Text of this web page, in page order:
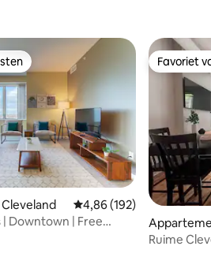
5 op 5, 3 recensies
Gemiddelde beoordeling
4,86 (192)
Downtown | Free
Favoriet
Favoriet
Ruime